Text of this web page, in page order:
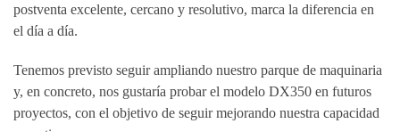
postventa excelente, cercano y resolutivo, marca la diferencia en
el día a día.
Tenemos previsto seguir ampliando nuestro parque de maquinaria
y, en concreto, nos gustaría probar el modelo DX350 en futuros
proyectos, con el objetivo de seguir mejorando nuestra capacidad